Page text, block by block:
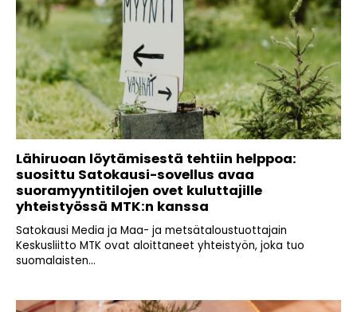
Lähiruoan löytämisestä tehtiin helppoa:
suosittu Satokausi-sovellus avaa
suoramyyntitilojen ovet kuluttajille
yhteistyössä MTK:n kanssa
Satokausi Media ja Maa- ja metsätaloustuottajain
Keskusliitto MTK ovat aloittaneet yhteistyön, joka tuo
suomalaisten...